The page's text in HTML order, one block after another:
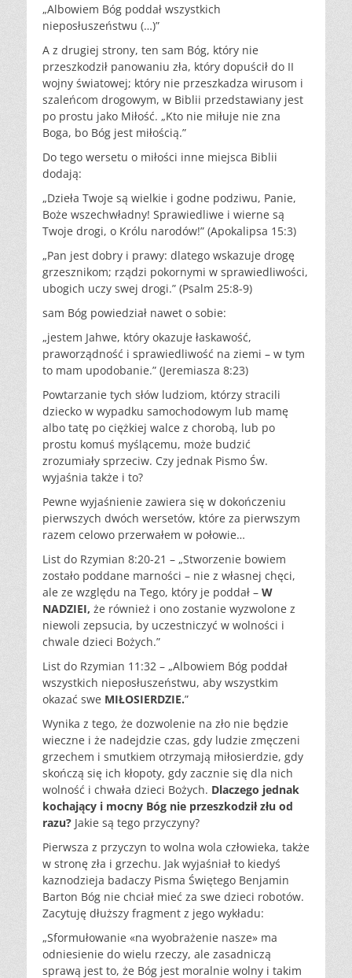
„Albowiem Bóg poddał wszystkich
nieposłuszeństwu (…)”
A z drugiej strony, ten sam Bóg, który nie
przeszkodził panowaniu zła, który dopuścił do II
wojny światowej; który nie przeszkadza wirusom i
szaleńcom drogowym, w Biblii przedstawiany jest
po prostu jako Miłość. „Kto nie miłuje nie zna
Boga, bo Bóg jest miłością.”
Do tego wersetu o miłości inne miejsca Biblii
dodają:
„Dzieła Twoje są wielkie i godne podziwu, Panie,
Boże wszechwładny! Sprawiedliwe i wierne są
Twoje drogi, o Królu narodów!” (Apokalipsa 15:3)
„Pan jest dobry i prawy: dlatego wskazuje drogę
grzesznikom; rządzi pokornymi w sprawiedliwości,
ubogich uczy swej drogi.” (Psalm 25:8-9)
sam Bóg powiedział nawet o sobie:
„jestem Jahwe, który okazuje łaskawość,
praworządność i sprawiedliwość na ziemi – w tym
to mam upodobanie.” (Jeremiasza 8:23)
Powtarzanie tych słów ludziom, którzy stracili
dziecko w wypadku samochodowym lub mamę
albo tatę po ciężkiej walce z chorobą, lub po
prostu komuś myślącemu, może budzić
zrozumiały sprzeciw. Czy jednak Pismo Św.
wyjaśnia także i to?
Pewne wyjaśnienie zawiera się w dokończeniu
pierwszych dwóch wersetów, które za pierwszym
razem celowo przerwałem w połowie…
List do Rzymian 8:20-21 – „Stworzenie bowiem
zostało poddane marności – nie z własnej chęci,
ale ze względu na Tego, który je poddał – W
NADZIEI, że również i ono zostanie wyzwolone z
niewoli zepsucia, by uczestniczyć w wolności i
chwale dzieci Bożych.”
List do Rzymian 11:32 – „Albowiem Bóg poddał
wszystkich nieposłuszeństwu, aby wszystkim
okazać swe MIŁOSIERDZIE.”
Wynika z tego, że dozwolenie na zło nie będzie
wieczne i że nadejdzie czas, gdy ludzie zmęczeni
grzechem i smutkiem otrzymają miłosierdzie, gdy
skończą się ich kłopoty, gdy zacznie się dla nich
wolność i chwała dzieci Bożych. Dlaczego jednak
kochający i mocny Bóg nie przeszkodził złu od
razu? Jakie są tego przyczyny?
Pierwsza z przyczyn to wolna wola człowieka, także
w stronę zła i grzechu. Jak wyjaśniał to kiedyś
kaznodzieja badaczy Pisma Świętego Benjamin
Barton Bóg nie chciał mieć za swe dzieci robotów.
Zacytuję dłuższy fragment z jego wykładu:
„Sformułowanie «na wyobrażenie nasze» ma
odniesienie do wielu rzeczy, ale zasadniczą
sprawą jest to, że Bóg jest moralnie wolny i takim